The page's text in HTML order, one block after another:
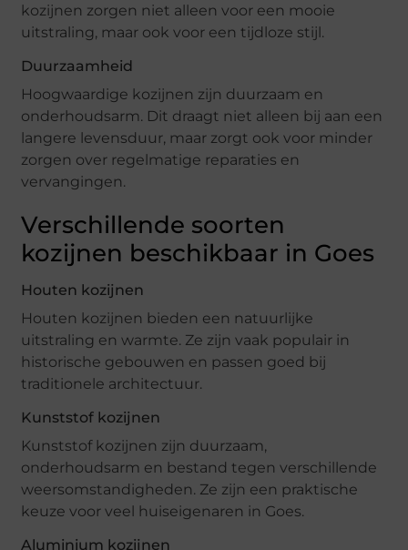
kozijnen zorgen niet alleen voor een mooie
uitstraling, maar ook voor een tijdloze stijl.
Duurzaamheid
Hoogwaardige kozijnen zijn duurzaam en
onderhoudsarm. Dit draagt niet alleen bij aan een
langere levensduur, maar zorgt ook voor minder
zorgen over regelmatige reparaties en
vervangingen.
Verschillende soorten
kozijnen beschikbaar in Goes
Houten kozijnen
Houten kozijnen bieden een natuurlijke
uitstraling en warmte. Ze zijn vaak populair in
historische gebouwen en passen goed bij
traditionele architectuur.
Kunststof kozijnen
Kunststof kozijnen zijn duurzaam,
onderhoudsarm en bestand tegen verschillende
weersomstandigheden. Ze zijn een praktische
keuze voor veel huiseigenaren in Goes.
Aluminium kozijnen